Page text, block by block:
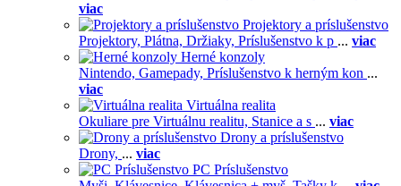
viac
Projektory a príslušenstvo
Projektory, Plátna, Držiaky, Príslušenstvo k p ... viac
Herné konzoly
Nintendo, Gamepady, Príslušenstvo k herným kon ...
viac
Virtuálna realita
Okuliare pre Virtuálnu realitu, Stanice a s ... viac
Drony a príslušenstvo
Drony, ... viac
PC Príslušenstvo